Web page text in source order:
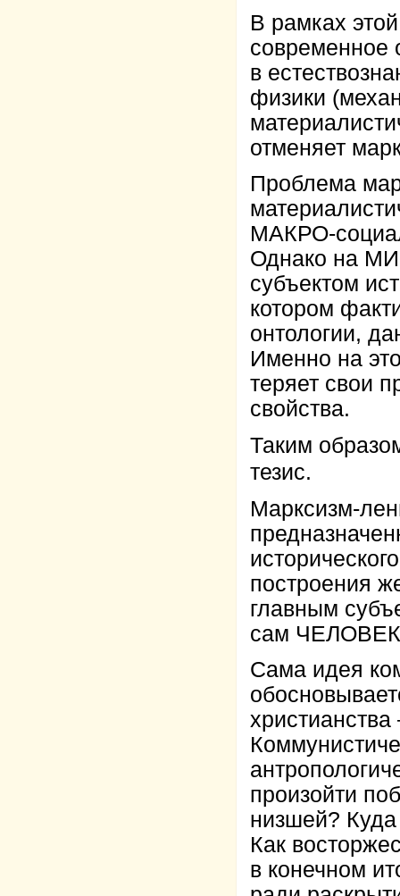
В рамках
современное
в
физики
отменяет
Проблема
МАКРО-
Однако на
субъектом
котором
онтологии,
Именно на
теряет свои
свойства.
Таким
тезис.
Марксизм-
построения
главным
сам
Сама идея
произойти
низшей? Куда
Как
в конечном